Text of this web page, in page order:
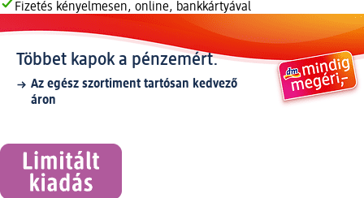
Fizetés kényelmesen, online, bankkártyával
Többet kapok a pénzemért.
Az egész szortiment tartósan kedvező
áron